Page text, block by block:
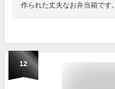
作られた丈夫なお弁当箱です。
12